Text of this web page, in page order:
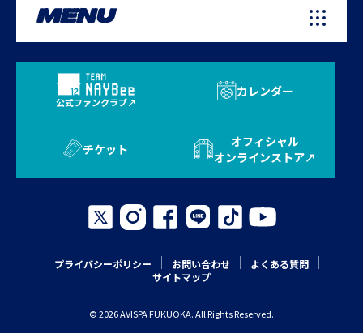
MENU
公式ファンクラブ
カレンダー
チケット
オフィシャル
オンラインストア
プライバシーポリシー お問い合わせ
よくある質問
サイトマップ
© 2026 AVISPA FUKUOKA. All Rights Reserved.